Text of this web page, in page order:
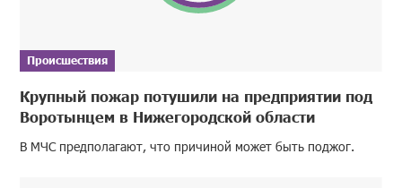
Происшествия
Крупный пожар потушили на предприятии под
Воротынцем в Нижегородской области
В МЧС предполагают, что причиной может быть поджог.